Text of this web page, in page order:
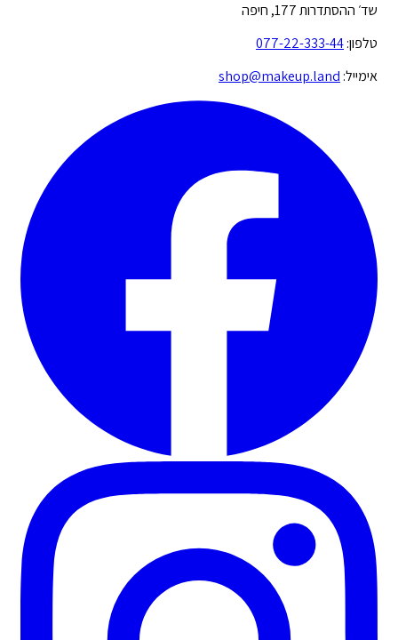
שד׳ ההסתדרות 177, חיפה
טלפון:077-22-333-44
אימייל: shop@makeup.land